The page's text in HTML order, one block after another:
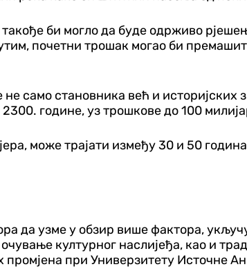
би могло да буде одрживо
почетни трошак могао би
само становника већ и историјских
године, уз трошкове до 100
може трајати између 30 и 50
да узме у обзир више фактора,
културног наслијеђа, као и
при Универзитету Источне